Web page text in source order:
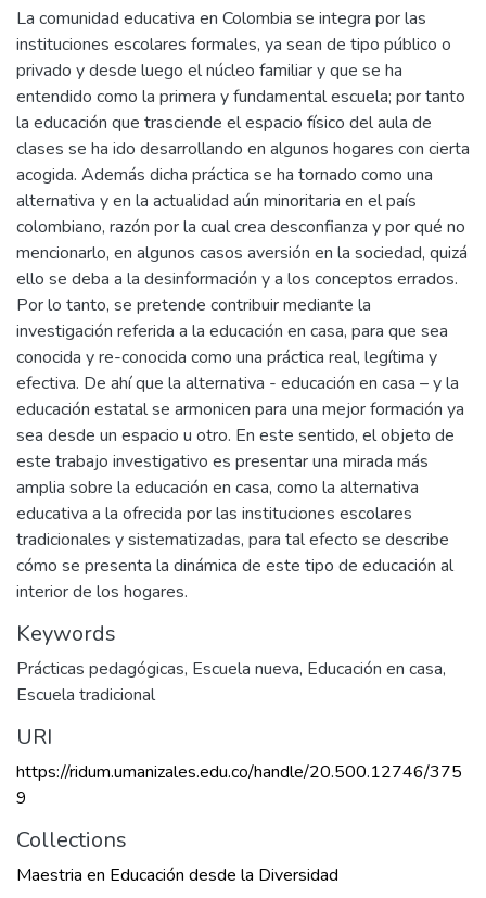
La comunidad educativa en Colombia se integra por las
instituciones escolares formales, ya sean de tipo público o
privado y desde luego el núcleo familiar y que se ha
entendido como la primera y fundamental escuela; por tanto
la educación que trasciende el espacio físico del aula de
clases se ha ido desarrollando en algunos hogares con cierta
acogida. Además dicha práctica se ha tornado como una
alternativa y en la actualidad aún minoritaria en el país
colombiano, razón por la cual crea desconfianza y por qué no
mencionarlo, en algunos casos aversión en la sociedad, quizá
ello se deba a la desinformación y a los conceptos errados.
Por lo tanto, se pretende contribuir mediante la
investigación referida a la educación en casa, para que sea
conocida y re-conocida como una práctica real, legítima y
efectiva. De ahí que la alternativa - educación en casa – y la
educación estatal se armonicen para una mejor formación ya
sea desde un espacio u otro. En este sentido, el objeto de
este trabajo investigativo es presentar una mirada más
amplia sobre la educación en casa, como la alternativa
educativa a la ofrecida por las instituciones escolares
tradicionales y sistematizadas, para tal efecto se describe
cómo se presenta la dinámica de este tipo de educación al
interior de los hogares.
Keywords
Prácticas pedagógicas, Escuela nueva, Educación en casa,
Escuela tradicional
URI
https://ridum.umanizales.edu.co/handle/20.500.12746/375
9
Collections
Maestria en Educación desde la Diversidad